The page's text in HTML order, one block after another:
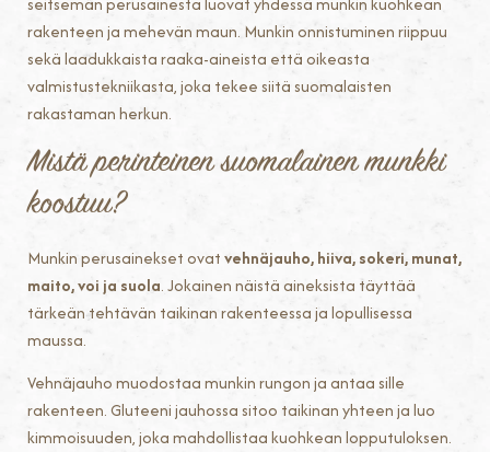
rakenteen ja mehevän maun. Munkin onnistuminen riippuu
sekä laadukkaista raaka-aineista että oikeasta
valmistustekniikasta, joka tekee siitä suomalaisten
rakastaman herkun.
Mistä perinteinen suomalainen munkki
koostuu?
Munkin perusainekset ovatvehnäjauho, hiiva, sokeri, munat,
maito, voi ja suola. Jokainen näistä aineksista täyttää
tärkeän tehtävän taikinan rakenteessa ja lopullisessa
maussa.
Vehnäjauho muodostaa munkin rungon ja antaa sille
rakenteen. Gluteeni jauhossa sitoo taikinan yhteen ja luo
kimmoisuuden, joka mahdollistaa kuohkean lopputuloksen.